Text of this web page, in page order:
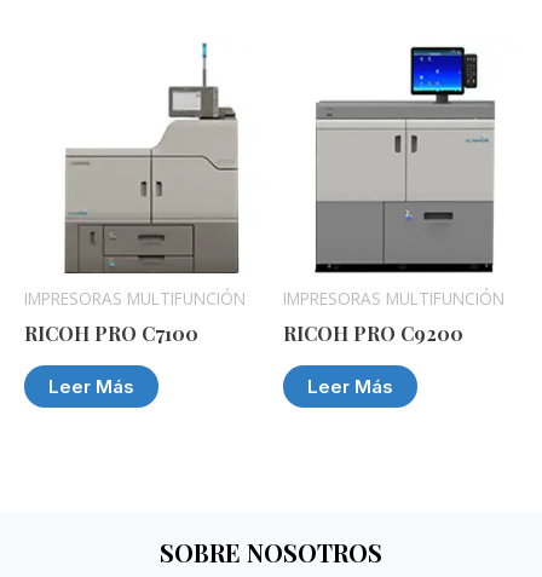
IMPRESORAS MULTIFUNCIÓN
RICOH PRO C7100
Leer Más
IMPRESORAS MULTIFUNCIÓN
RICOH PRO C9200
Leer Más
SOBRE NOSOTROS